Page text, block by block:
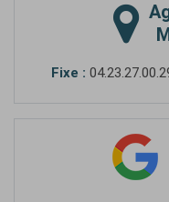
Fixe :